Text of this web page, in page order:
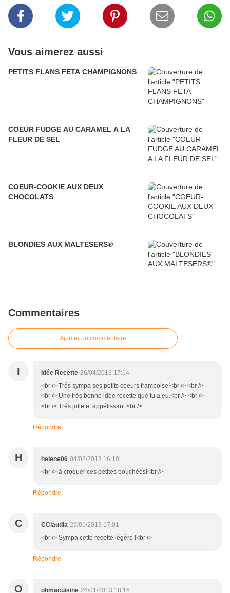
Vous aimerez aussi
PETITS FLANS FETA CHAMPIGNONS
COEUR FUDGE AU CARAMEL A LA
FLEUR DE SEL
COEUR-COOKIE AUX DEUX
CHOCOLATS
BLONDIES AUX MALTESERS®
Commentaires
Ajouter un commentaire
I Idée Recette 26/04/2013 17:14
<br /> Trés sympa ses petits coeurs framboise!<br /> <br />
<br /> Une trés bonne idée recette que tu a eu.<br /> <br />
<br /> Trés jolie et appétissant <br />
Répondre
H helene06 04/02/2013 16:10
<br /> à croquer ces petites bouchées!<br />
Répondre
C CClaudia 29/01/2013 17:01
<br /> Sympa cette recette légère !<br />
Répondre
O ohmacuisine 26/01/2013 18:16